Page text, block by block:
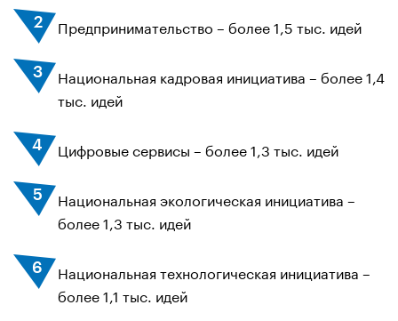
Предпринимательство – более 1,5 тыс. идей
Национальная кадровая инициатива – более 1,4
тыс. идей
Цифровые сервисы – более 1,3 тыс. идей
Национальная экологическая инициатива –
более 1,3 тыс. идей
Национальная технологическая инициатива –
более 1,1 тыс. идей